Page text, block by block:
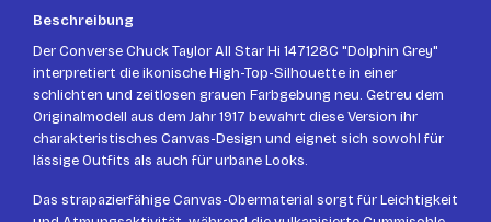
Beschreibung
Der Converse Chuck Taylor All Star Hi 147128C "Dolphin Grey"
interpretiert die ikonische High-Top-Silhouette in einer
schlichten und zeitlosen grauen Farbgebung neu. Getreu dem
Originalmodell aus dem Jahr 1917 bewahrt diese Version ihr
charakteristisches Canvas-Design und eignet sich sowohl für
lässige Outfits als auch für urbane Looks.
Das strapazierfähige Canvas-Obermaterial sorgt für Leichtigkeit